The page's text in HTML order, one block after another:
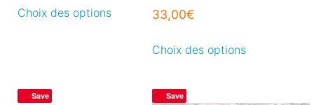
Choix des options 33,00€
Choix des options
Save Save